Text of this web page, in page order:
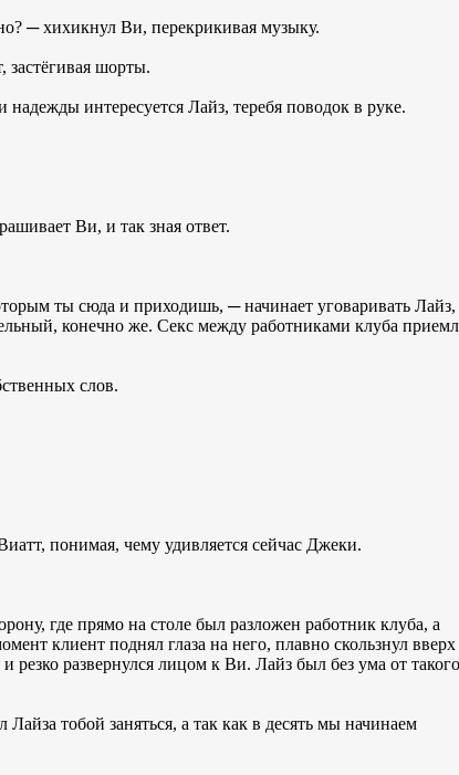
─ хихикнул Ви, перекрикивая музыку.
застёгивая шорты.
интересуется Лайз, теребя поводок в руке.
Ви, и так зная ответ.
ты сюда и приходишь, ─ начинает уговаривать
конечно же. Секс между работниками клуба
слов.
понимая, чему удивляется сейчас Джеки.
где прямо на столе был разложен работник клуба, а
клиент поднял глаза на него, плавно скользнул вверх
резко развернулся лицом к Ви. Лайз был без ума от такого
тобой заняться, а так как в десять мы начинаем